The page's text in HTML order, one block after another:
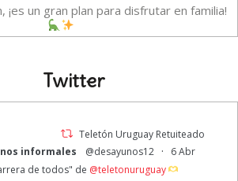
¡es un gran plan para disfrutar en familia!
estar bien significa sentirnos felices todo
nos recuerda que eso no es así.
Twitter
Teletón Uruguay Retuiteado
informales
@desayunos12 ·
6 Abr
de todos" de @teletonuruguay